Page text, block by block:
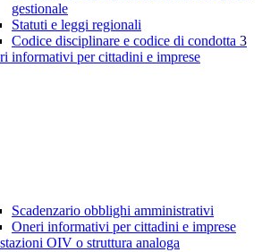
gestionale
Statuti e leggi regionali
Codice disciplinare e codice di condotta 3
informativi per cittadini e imprese
Scadenzario obblighi amministrativi
Oneri informativi per cittadini e imprese
OIV o struttura analoga